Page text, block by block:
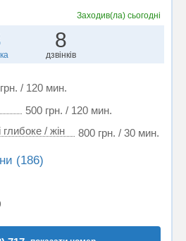
Заходив(ла)сьогодні
8
дзвінків
/ 120 мин.
500 грн. / 120 мин.
глибоке / жін
800 грн. / 30 мин.
(186)